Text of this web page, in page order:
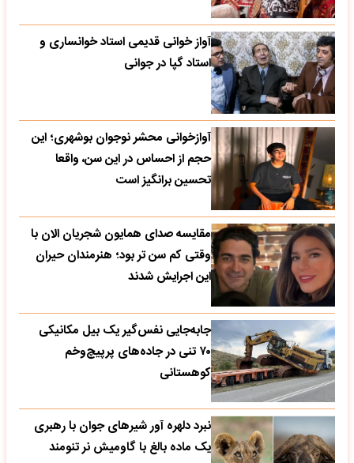
آواز خوانی قدیمی استاد خوانساری و
استاد گپا در جوانی
آوازخوانی محشر نوجوان بوشهری؛ این
حجم از احساس در این سن، واقعا
تحسین‌ برانگیز است
مقایسه صدای همایون شجریان الان با
وقتی کم سن تر بود؛ هنرمندان حیران
این اجرایش شدند
جابه‌جایی نفس‌گیر یک بیل مکانیکی
۷۰ تنی در جاده‌های پرپیچ‌وخم
کوهستانی
نبرد دلهره آور شیرهای جوان با رهبری
یک ماده بالغ با گاومیش نر تنومند